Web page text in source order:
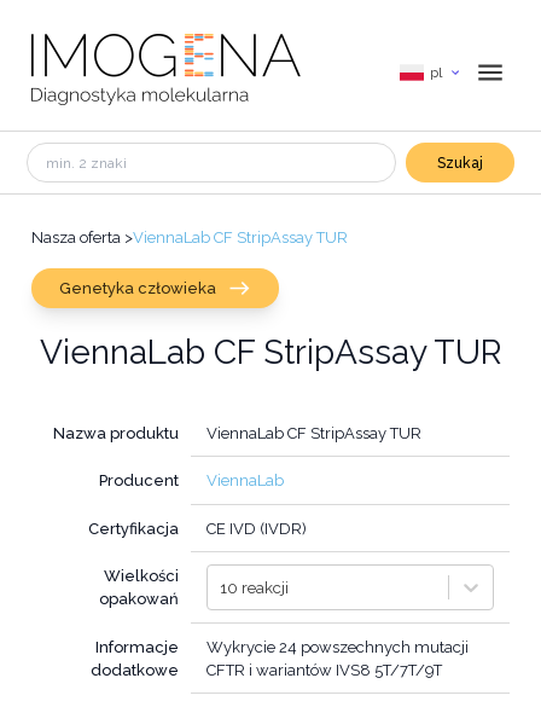
pl
Szukaj
Nasza oferta >ViennaLab CF StripAssay TUR
Genetyka człowieka
ViennaLab CF StripAssay TUR
Nazwa produktu ViennaLab CF StripAssay TUR
Producent ViennaLab
Certyfikacja CE IVD (IVDR)
Wielkości
opakowań
10 reakcji
Informacje
dodatkowe
Wykrycie 24 powszechnych mutacji
CFTR i wariantów IVS8 5T/7T/9T